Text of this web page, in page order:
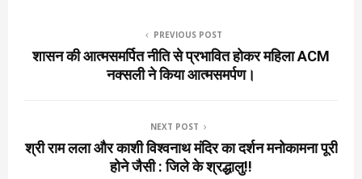
PREVIOUS POST
शासन की आत्मसमर्पित नीति से प्रभावित होकर महिला ACM
नक्सली ने किया आत्मसमर्पण।
NEXT POST
श्री राम लला और काशी विश्वनाथ मंदिर का दर्शन मनोकामना पूरी
होने जैसी : जिले के श्रद्धालु!!